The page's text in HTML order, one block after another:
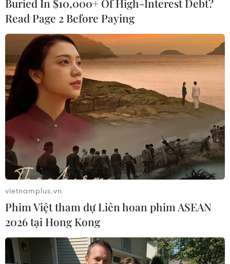
#vũ khí chiến lược
#hạt nhân Triều Tiên
#máy bay ném bom tầm xa
#quan hệ đồng minh
Hàn Quốc
Mỹ
Theo dõi VietnamPlus
TIN LIÊN QUAN
Buried In $10,000+ Of High-Interest Debt?
Read Page 2 Before Paying
vietnamplus.vn
Phim Việt tham dự Liên hoan phim ASEAN
2026 tại Hong Kong